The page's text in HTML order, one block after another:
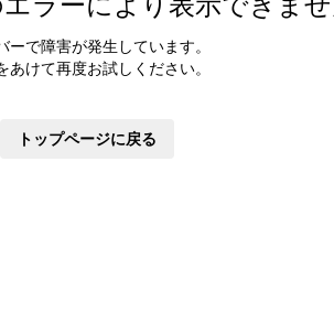
ーで障害が発生しています。
あけて再度お試しください。
トップページに戻る